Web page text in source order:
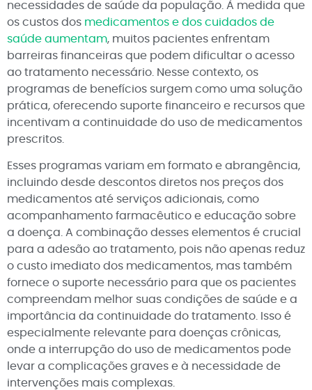
necessidades de saúde da população. À medida que
os custos dos medicamentos e dos cuidados de
saúde aumentam, muitos pacientes enfrentam
barreiras financeiras que podem dificultar o acesso
ao tratamento necessário. Nesse contexto, os
programas de benefícios surgem como uma solução
prática, oferecendo suporte financeiro e recursos que
incentivam a continuidade do uso de medicamentos
prescritos.
Esses programas variam em formato e abrangência,
incluindo desde descontos diretos nos preços dos
medicamentos até serviços adicionais, como
acompanhamento farmacêutico e educação sobre
a doença. A combinação desses elementos é crucial
para a adesão ao tratamento, pois não apenas reduz
o custo imediato dos medicamentos, mas também
fornece o suporte necessário para que os pacientes
compreendam melhor suas condições de saúde e a
importância da continuidade do tratamento. Isso é
especialmente relevante para doenças crônicas,
onde a interrupção do uso de medicamentos pode
levar a complicações graves e à necessidade de
intervenções mais complexas.